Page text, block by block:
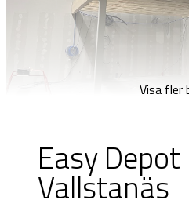
Visa fler
Easy Depot
Vallstanäs